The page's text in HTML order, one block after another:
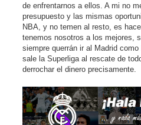
de enfrentarnos a ellos. A mi no
presupuesto y las mismas
NBA, y no temen al resto, es
tenemos nosotros a los mejores,
siempre querrán ir al Madrid
sale la Superliga al rescate de
derrochar el dinero precisamente.